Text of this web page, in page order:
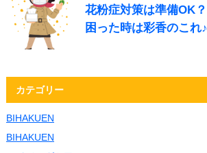
花粉症対策は準備OK？
困った時は彩香のこれ♪
カテゴリー
BIHAKUEN
BIHAKUEN